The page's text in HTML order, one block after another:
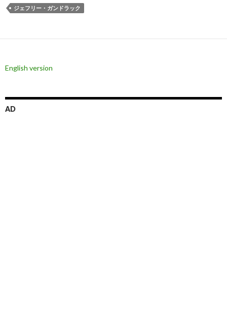
ジェフリー・ガンドラック
English version
AD